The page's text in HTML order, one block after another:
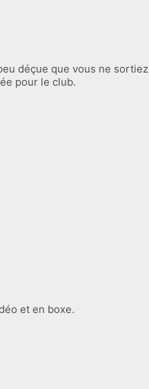
déçue que vous ne
pour le club.
et en boxe.